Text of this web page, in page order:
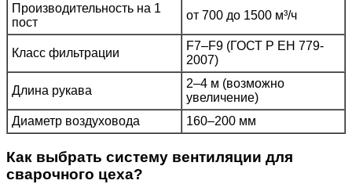
Производительность на 1
пост
от 700 до 1500 м³/ч
Класс фильтрации
F7–F9 (ГОСТ Р ЕН 779-
2007)
Длина рукава
2–4 м (возможно
увеличение)
Диаметр воздуховода
160–200 мм
Как выбрать систему вентиляции для
сварочного цеха?